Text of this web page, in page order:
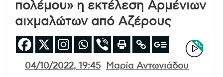
πολέμου» η εκτέλεση Αρμένιων
αιχμαλώτων από Αζέρους
04/10/2022, 19:45 Μαρία Αντωνιάδου